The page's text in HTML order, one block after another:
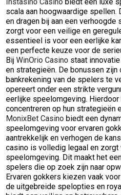
scala aan hoogwaardige
en dragen bij aan een verhoogde
zorgt voor een veilige en
essentieel is voor een eerlijke
een perfecte keuze voor de
Bij WinOrio Casino staat
en strategieën. De bonussen zijn
bankrekening van de spelers te
opereert onder een strikte
eerlijke speelomgeving.
concentreren op hun strategieën
MonixBet Casino biedt een
speelomgeving voor ervaren
aantrekkelijk en verhogen de
casino is volledig legaal en
speelomgeving. Dit maakt het
spelers die op zoek zijn naar
Ervaren gokkers kiezen vaak voor
de uitgebreide spelopties en